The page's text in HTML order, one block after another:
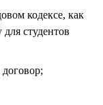
кодексе, как
студентов